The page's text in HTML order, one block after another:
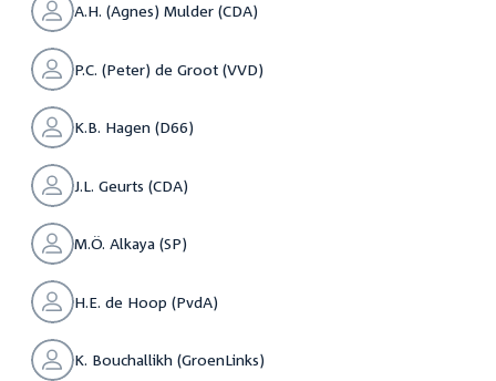
A.H. (Agnes) Mulder (CDA)
P.C. (Peter) de Groot (VVD)
K.B. Hagen (D66)
J.L. Geurts (CDA)
M.Ö. Alkaya (SP)
H.E. de Hoop (PvdA)
K. Bouchallikh (GroenLinks)